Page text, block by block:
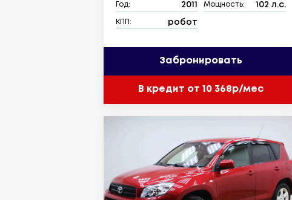
Год: 2011 Мощность: 102 л.с.
КПП: робот
Забронировать
В кредит от 10 368р/мес